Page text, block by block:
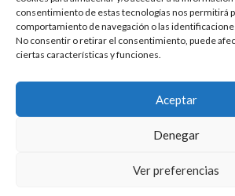
consentimiento de estas tecnologías nos permitirá
comportamiento de navegación o las
No consentir o retirar el consentimiento, puede
ciertas características y funciones.
Aceptar
Denegar
Ver preferencias
Síguenos en:
linkedintwitterfacebook
Aviso legal